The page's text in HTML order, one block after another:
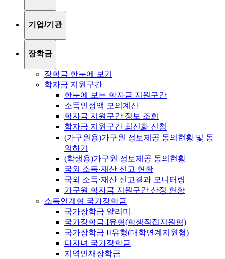
기업/기관
장학금
장학금 한눈에 보기
학자금 지원구간
한눈에 보는 학자금 지원구간
소득인정액 모의계산
학자금 지원구간 정보 조회
학자금 지원구간 최신화 신청
(가구원용)가구원 정보제공 동의현황 및 동
의하기
(학생용)가구원 정보제공 동의현황
국외 소득·재산 신고 현황
국외 소득·재산 신고결과 모니터링
가구원 학자금 지원구간 산정 현황
소득연계형 국가장학금
국가장학금 알리미
국가장학금 I유형(학생직접지원형)
국가장학금 II유형(대학연계지원형)
다자녀 국가장학금
지역인재장학금